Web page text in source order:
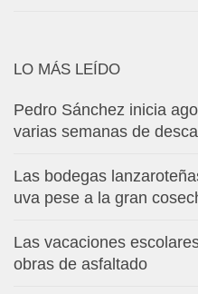
LO MÁS LEÍDO
Pedro Sánchez inicia
varias semanas de
Las bodegas
uva pese a la gran
Las vacaciones
obras de asfaltado